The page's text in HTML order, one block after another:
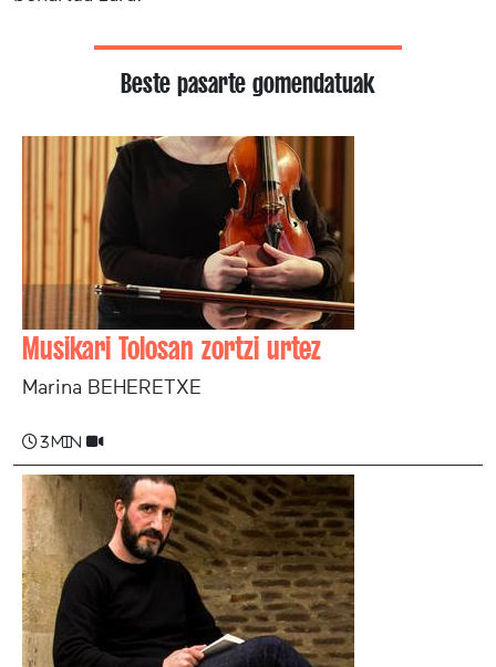
Beste pasarte gomendatuak
Musikari Tolosan zortzi urtez
Marina BEHERETXE
3 min